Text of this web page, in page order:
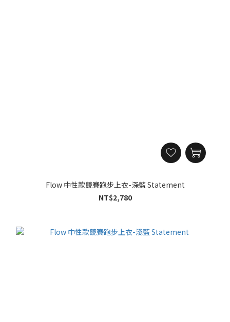
Flow 中性款競賽跑步上衣-深藍 Statement
NT$2,780